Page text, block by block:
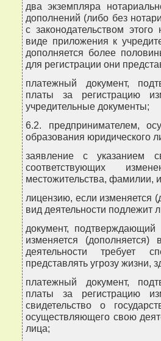
два экземпляра
дополнений (либо без
с законодательством
виде приложения к
дополняется более
для регистрации они
платежный документ,
платы за регистрацию
учредительные документы;
6.2. предпринимателем,
образования юридического
заявление с указанием
соответствующих
местожительства, фамилии,
лицензию, если изменяется
вид деятельности подлежит
документ,
изменяется
деятельности требует
представлять угрозу
платежный документ,
платы за регистрацию
свидетельство о
осуществляющего свою
лица;